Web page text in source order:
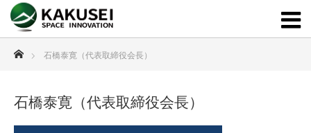
ホーム
石橋泰寛（代表取締役会長）
石橋泰寛（代表取締役会長）